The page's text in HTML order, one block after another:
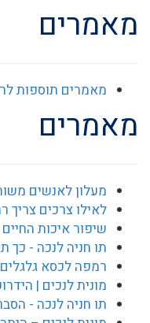
מאמרים
מאמרים תוספות
מאמרים
מעלון לאנשים
לאילו צרכים צריך
שיפור איכות
תו חניה לנכה - כך
רמפה לכסא
מונית לנכים |
תו חניה לנכה -